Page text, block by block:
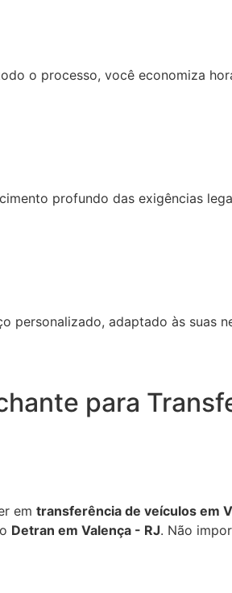
o processo, você economiza
profundo das exigências
personalizado, adaptado às suas
para
em transferência de veículos em
Detran em Valença - RJ. Não